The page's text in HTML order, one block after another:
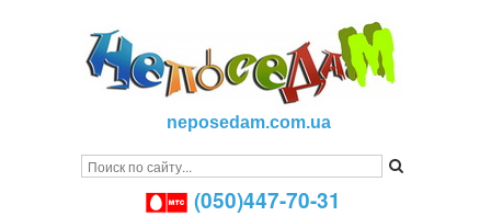
neposedam.com.ua
(050)447-70-31